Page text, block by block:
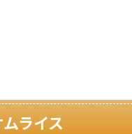
ライス